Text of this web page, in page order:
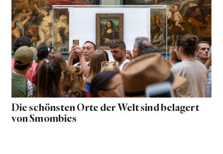
Die schönsten Orte der Welt sind belagert
von Smombies